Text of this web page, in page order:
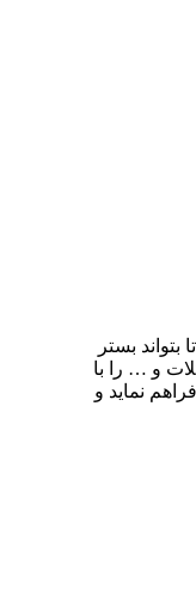
بستر
و … را با
نماید و